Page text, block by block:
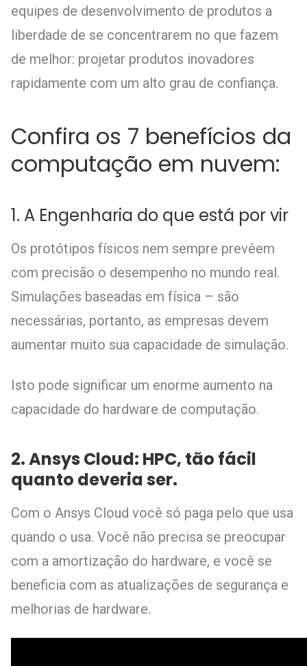
equipes de desenvolvimento de produtos a
liberdade de se concentrarem no que fazem
de melhor: projetar produtos inovadores
rapidamente com um alto grau de confiança.
Confira os 7 benefícios da
computação em nuvem:
1. A Engenharia do que está por vir
Os protótipos físicos nem sempre prevêem
com precisão o desempenho no mundo real.
Simulações baseadas em física – são
necessárias, portanto, as empresas devem
aumentar muito sua capacidade de simulação.
Isto pode significar um enorme aumento na
capacidade do hardware de computação.
2. Ansys Cloud: HPC, tão fácil
quanto deveria ser.
Com o Ansys Cloud você só paga pelo que usa
quando o usa. Você não precisa se preocupar
com a amortização do hardware, e você se
beneficia com as atualizações de segurança e
melhorias de hardware.